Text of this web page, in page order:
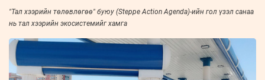
"Тал хээрийн төлөвлөгөө" буюу (Steppe Action Agenda)-ийн гол үзэл санаа
нь тал хээрийн экосистемийг хамга